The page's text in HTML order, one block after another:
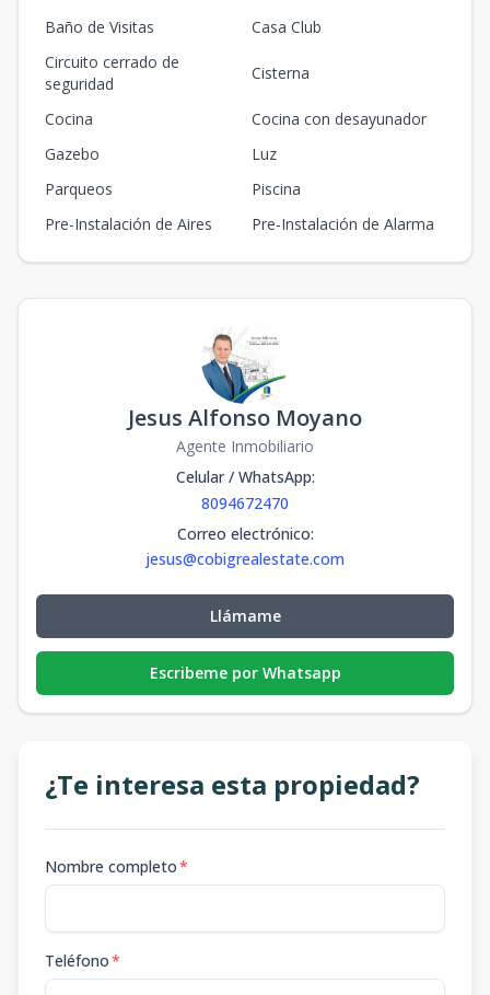
Baño de Visitas
Casa Club
Circuito cerrado de
seguridad
Cisterna
Cocina
Cocina con desayunador
Gazebo
Luz
Parqueos
Piscina
Pre-Instalación de Aires
Pre-Instalación de Alarma
Jesus Alfonso Moyano
Agente Inmobiliario
Celular / WhatsApp:
8094672470
Correo electrónico:
jesus@cobigrealestate.com
Llámame
Escribeme por Whatsapp
¿Te interesa esta propiedad?
Nombre completo*
Teléfono*